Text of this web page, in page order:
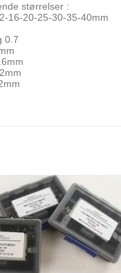
størrelser :
16-20-25-30-35-40mm
0.7